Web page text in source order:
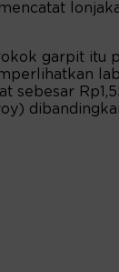
garpit itu
sebesar